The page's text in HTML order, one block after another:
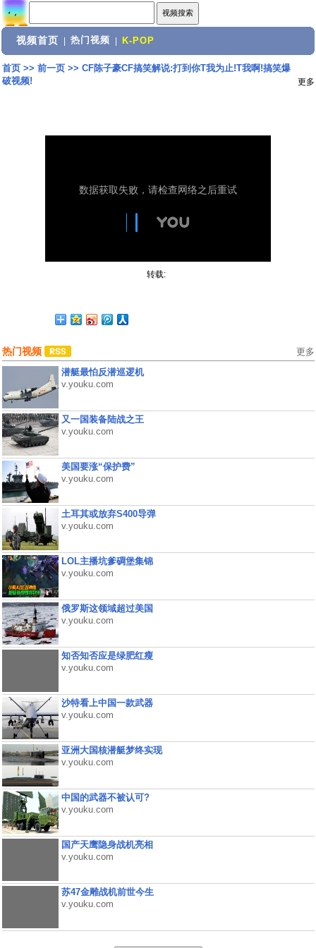
视频首页 热门视频 K-POP
首页>> 前一页>> CF陈子豪CF搞笑解说:打到你T我为止!T我啊!搞笑爆
破视频!
更多
转载:
热门视频 更多
潜艇最怕反潜巡逻机
v.youku.com
又一国装备陆战之王
v.youku.com
美国要涨“保护费”
v.youku.com
土耳其或放弃S400导弹
v.youku.com
LOL主播坑爹碉堡集锦
v.youku.com
俄罗斯这领域超过美国
v.youku.com
知否知否应是绿肥红瘦
v.youku.com
沙特看上中国一款武器
v.youku.com
亚洲大国核潜艇梦终实现
v.youku.com
中国的武器不被认可?
v.youku.com
国产天鹰隐身战机亮相
v.youku.com
苏47金雕战机前世今生
v.youku.com